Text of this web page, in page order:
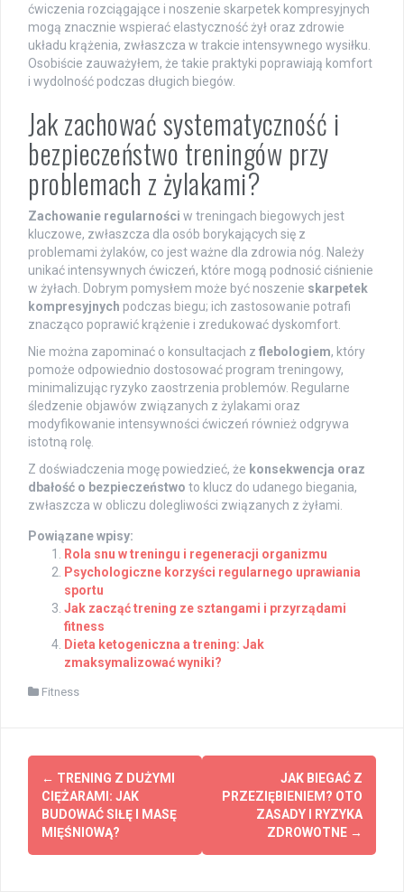
ćwiczenia rozciągające i noszenie skarpetek kompresyjnych
mogą znacznie wspierać elastyczność żył oraz zdrowie
układu krążenia, zwłaszcza w trakcie intensywnego wysiłku.
Osobiście zauważyłem, że takie praktyki poprawiają komfort
i wydolność podczas długich biegów.
Jak zachować systematyczność i
bezpieczeństwo treningów przy
problemach z żylakami?
Zachowanie regularności w treningach biegowych jest
kluczowe, zwłaszcza dla osób borykających się z
problemami żylaków, co jest ważne dla zdrowia nóg. Należy
unikać intensywnych ćwiczeń, które mogą podnosić ciśnienie
w żyłach. Dobrym pomysłem może być noszenie skarpetek
kompresyjnych podczas biegu; ich zastosowanie potrafi
znacząco poprawić krążenie i zredukować dyskomfort.
Nie można zapominać o konsultacjach z flebologiem, który
pomoże odpowiednio dostosować program treningowy,
minimalizując ryzyko zaostrzenia problemów. Regularne
śledzenie objawów związanych z żylakami oraz
modyfikowanie intensywności ćwiczeń również odgrywa
istotną rolę.
Z doświadczenia mogę powiedzieć, że konsekwencja oraz
dbałość o bezpieczeństwo to klucz do udanego biegania,
zwłaszcza w obliczu dolegliwości związanych z żyłami.
Powiązane wpisy:
Rola snu w treningu i regeneracji organizmu
Psychologiczne korzyści regularnego uprawiania
sportu
Jak zacząć trening ze sztangami i przyrządami
fitness
Dieta ketogeniczna a trening: Jak
zmaksymalizować wyniki?
Fitness
Post
navigation
← TRENING Z DUŻYMI
CIĘŻARAMI: JAK
BUDOWAĆ SIŁĘ I MASĘ
MIĘŚNIOWĄ?
JAK BIEGAĆ Z
PRZEZIĘBIENIEM? OTO
ZASADY I RYZYKA
ZDROWOTNE →